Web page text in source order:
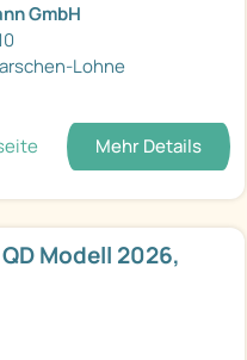
GmbH
Lohne
Mehr Details
Modell 2026,